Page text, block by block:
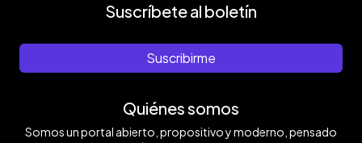
Suscríbete al boletín
Suscribirme
Quiénes somos
Somos un portal abierto, propositivo y moderno, pensado